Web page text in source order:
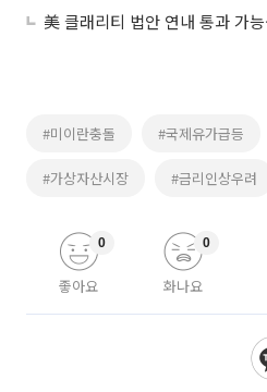
#미이란충돌 #국제유가급등
#가상자산시장 #금리인상우려
좋아요
0
화나요
0